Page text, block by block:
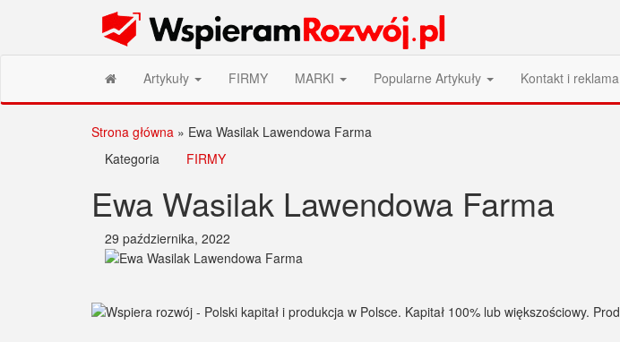
Wspieram Rozwój PL
Artykuły FIRMY MARKI Popularne Artykuły Kontakt i reklama
Strona główna » Ewa Wasilak Lawendowa Farma
Kategoria
FIRMY
Ewa Wasilak Lawendowa Farma
29 października, 2022